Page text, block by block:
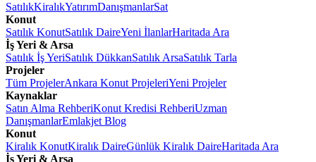
SatılıkKiralıkYatırımDanışmanlarSat
Konut
Satılık KonutSatılık DaireYeni İlanlarHaritada Ara
İş Yeri & Arsa
Satılık İş YeriSatılık DükkanSatılık ArsaSatılık Tarla
Projeler
Tüm ProjelerAnkara Konut ProjeleriYeni Projeler
Kaynaklar
Satın Alma RehberiKonut Kredisi RehberiUzman
DanışmanlarEmlakjet Blog
Konut
Kiralık KonutKiralık DaireGünlük Kiralık DaireHaritada Ara
İş Yeri & Arsa